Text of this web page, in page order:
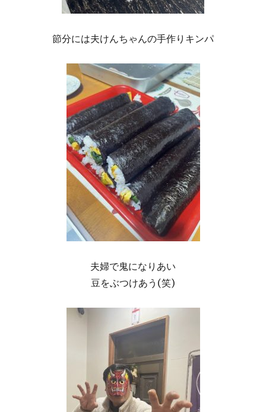
節分には夫けんちゃんの手作りキンパ
夫婦で鬼になりあい
豆をぶつけあう(笑)